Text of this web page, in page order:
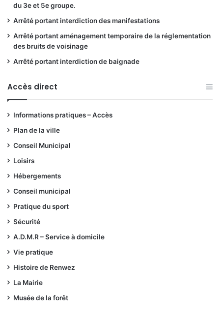
du 3e et 5e groupe.
Arrêté portant interdiction des manifestations
Arrêté portant aménagement temporaire de la réglementation
des bruits de voisinage
Arrêté portant interdiction de baignade
Accès direct
Informations pratiques – Accès
Plan de la ville
Conseil Municipal
Loisirs
Hébergements
Conseil municipal
Pratique du sport
Sécurité
A.D.M.R – Service à domicile
Vie pratique
Histoire de Renwez
La Mairie
Musée de la forêt